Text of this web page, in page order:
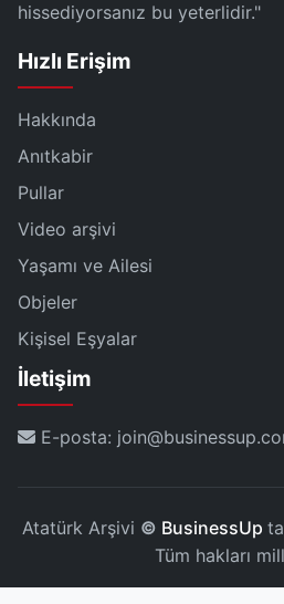
hissediyorsanız bu yeterlidir."
Hızlı Erişim
Hakkında
Anıtkabir
Pullar
Video arşivi
Yaşamı ve Ailesi
Objeler
Kişisel Eşyalar
İletişim
E-posta:
Atatürk Arşivi © BusinessUp
Tüm hakları